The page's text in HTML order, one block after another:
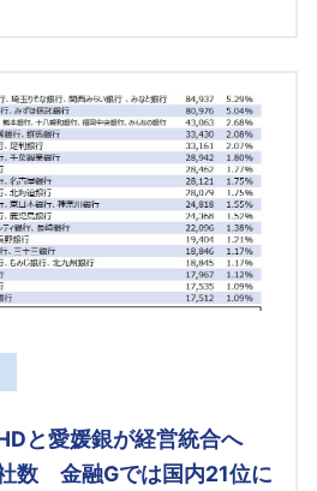
と愛媛銀が経営統合へ
数 金融Gでは国内21位に